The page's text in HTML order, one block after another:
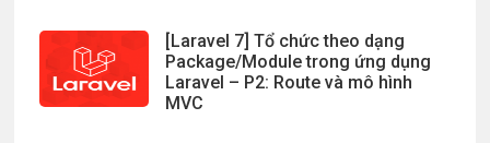
[Laravel 7] Tổ chức theo dạng
Package/Module trong ứng dụng
Laravel – P2: Route và mô hình
MVC